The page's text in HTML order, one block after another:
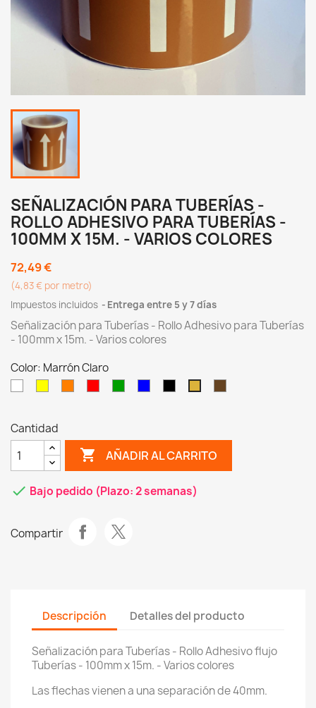
SEÑALIZACIÓN PARA TUBERÍAS -
ROLLO ADHESIVO PARA TUBERÍAS -
100MM X 15M. - VARIOS COLORES
72,49 €
(4,83 € por metro)
Impuestos incluidos
Entrega entre 5 y 7 días
Señalización para Tuberías - Rollo Adhesivo para Tuberías
- 100mm x 15m. - Varios colores
Color: Marrón Claro
Cantidad
shopping_cart AÑADIR AL CARRITO
check Bajo pedido (Plazo: 2 semanas)
Compartir
Descripción Detalles del producto
Señalización para Tuberías - Rollo Adhesivo flujo
Tuberías - 100mm x 15m. - Varios colores
Las flechas vienen a una separación de 40mm.